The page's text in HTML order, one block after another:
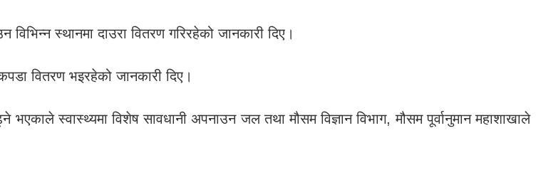
स्थानमा दाउरा वितरण गरिरहेको जानकारी दिए।
वितरण भइरहेको जानकारी दिए।
स्वास्थ्यमा विशेष सावधानी अपनाउन जल तथा मौसम विज्ञान विभाग, मौसम पूर्वानुमान महाशाखाले